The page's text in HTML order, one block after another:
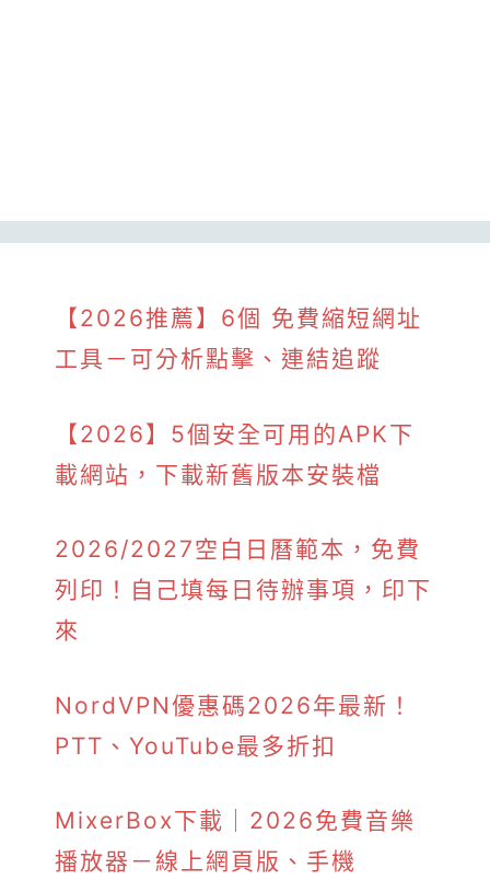
【2026推薦】6個 免費縮短網址
工具－可分析點擊、連結追蹤
【2026】5個安全可用的APK下
載網站，下載新舊版本安裝檔
2026/2027空白日曆範本，免費
列印！自己填每日待辦事項，印下
來
NordVPN優惠碼2026年最新！
PTT、YouTube最多折扣
MixerBox下載｜2026免費音樂
播放器－線上網頁版、手機